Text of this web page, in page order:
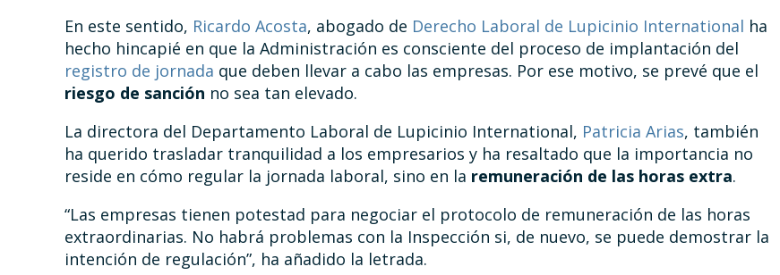
En este sentido, Ricardo Acosta, abogado de Derecho Laboral de Lupicinio International ha
hecho hincapié en que la Administración es consciente del proceso de implantación del
registro de jornada que deben llevar a cabo las empresas. Por ese motivo, se prevé que el
riesgo de sanción no sea tan elevado.
La directora del Departamento Laboral de Lupicinio International, Patricia Arias, también
ha querido trasladar tranquilidad a los empresarios y ha resaltado que la importancia no
reside en cómo regular la jornada laboral, sino en la remuneración de las horas extra.
“Las empresas tienen potestad para negociar el protocolo de remuneración de las horas
extraordinarias. No habrá problemas con la Inspección si, de nuevo, se puede demostrar la
intención de regulación”, ha añadido la letrada.